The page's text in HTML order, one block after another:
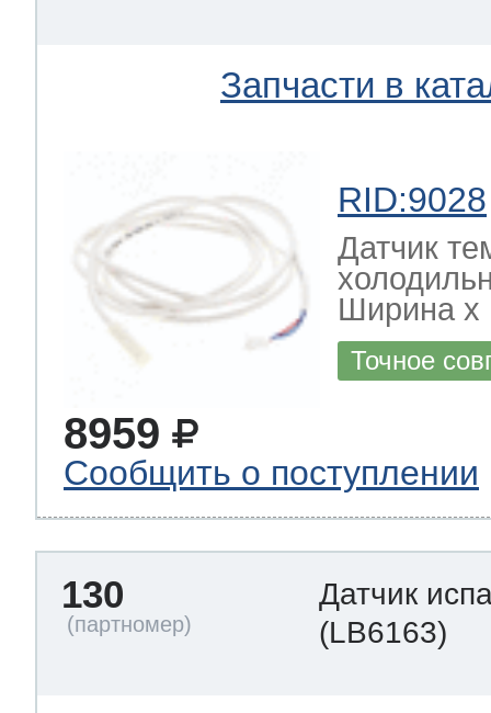
Запчасти в
RID:9028
Датчик
Ширина х
Точное
8959
Сообщить о поступлении
130
Датчик
(LB6163)